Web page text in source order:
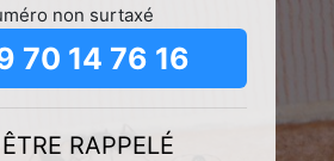
non surtaxé
70 14 76 16
RAPPELÉ